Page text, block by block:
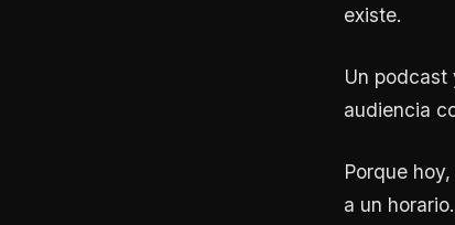
existe.
Un podcast
audiencia
Porque
a un